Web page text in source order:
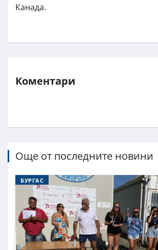
Канада.
Коментари
Още от последните новини
БУРГАС